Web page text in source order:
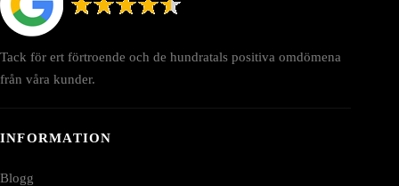
Tack för ert förtroende och de hundratals positiva omdömena
från våra kunder.
INFORMATION
Blogg